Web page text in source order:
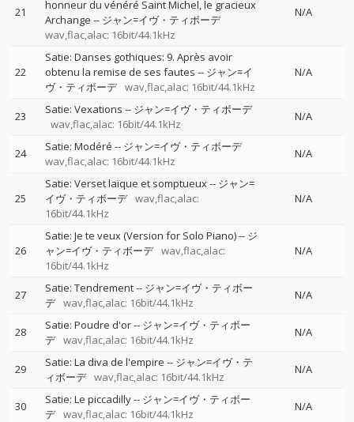
21
honneur du vénéré Saint Michel, le gracieux
Archange -- ジャン=イヴ・ティボーデ
wav,flac,alac: 16bit/44.1kHz
N/A
22
Satie: Danses gothiques: 9. Après avoir
obtenu la remise de ses fautes -- ジャン=イ
ヴ・ティボーデ wav,flac,alac: 16bit/44.1kHz
N/A
23 Satie: Vexations -- ジャン=イヴ・ティボーデ
wav,flac,alac: 16bit/44.1kHz
N/A
24 Satie: Modéré -- ジャン=イヴ・ティボーデ
wav,flac,alac: 16bit/44.1kHz
N/A
25
Satie: Verset laïque et somptueux-- ジャン=
イヴ・ティボーデ wav,flac,alac:
16bit/44.1kHz
N/A
26
Satie: Je te veux (Version for Solo Piano)-- ジ
ャン=イヴ・ティボーデ wav,flac,alac:
16bit/44.1kHz
N/A
27 Satie: Tendrement-- ジャン=イヴ・ティボー
デ wav,flac,alac: 16bit/44.1kHz
N/A
28 Satie: Poudre d'or-- ジャン=イヴ・ティボー
デ wav,flac,alac: 16bit/44.1kHz
N/A
29 Satie: La diva de l'empire -- ジャン=イヴ・テ
ィボーデ wav,flac,alac: 16bit/44.1kHz
N/A
30 Satie: Le piccadilly-- ジャン=イヴ・ティボー
デ wav,flac,alac: 16bit/44.1kHz
N/A